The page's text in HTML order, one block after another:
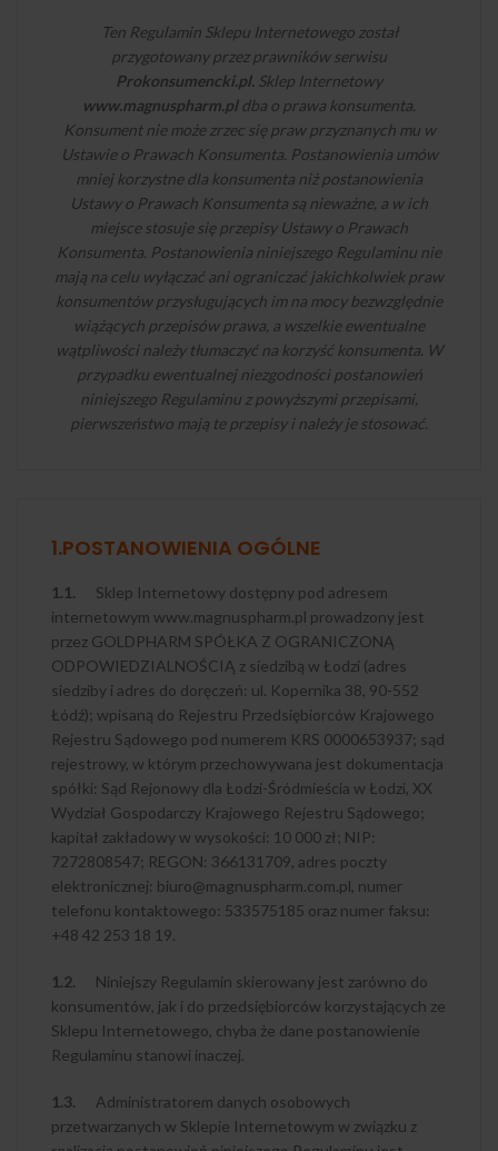
Ten Regulamin Sklepu Internetowego został
przygotowany przez prawników serwisu
Prokonsumencki.pl. Sklep Internetowy
www.magnuspharm.pldba o prawa konsumenta.
Konsument nie może zrzec się praw przyznanych mu w
Ustawie o Prawach Konsumenta. Postanowienia umów
mniej korzystne dla konsumenta niż postanowienia
Ustawy o Prawach Konsumenta są nieważne, a w ich
miejsce stosuje się przepisy Ustawy o Prawach
Konsumenta. Postanowienia niniejszego Regulaminu nie
mają na celu wyłączać ani ograniczać jakichkolwiek praw
konsumentów przysługujących im na mocy bezwzględnie
wiążących przepisów prawa, a wszelkie ewentualne
wątpliwości należy tłumaczyć na korzyść konsumenta. W
przypadku ewentualnej niezgodności postanowień
niniejszego Regulaminu z powyższymi przepisami,
pierwszeństwo mają te przepisy i należy je stosować.
1.POSTANOWIENIA OGÓLNE
1.1.
Sklep Internetowy dostępny pod adresem
internetowym www.magnuspharm.pl prowadzony jest
przez GOLDPHARM SPÓŁKA Z OGRANICZONĄ
ODPOWIEDZIALNOŚCIĄ z siedzibą w Łodzi (adres
siedziby i adres do doręczeń: ul. Kopernika 38, 90-552
Łódź); wpisaną do Rejestru Przedsiębiorców Krajowego
Rejestru Sądowego pod numerem KRS 0000653937; sąd
rejestrowy, w którym przechowywana jest dokumentacja
spółki: Sąd Rejonowy dla Łodzi-Śródmieścia w Łodzi, XX
Wydział Gospodarczy Krajowego Rejestru Sądowego;
kapitał zakładowy w wysokości: 10 000 zł; NIP:
7272808547; REGON: 366131709, adres poczty
elektronicznej: biuro@magnuspharm.com.pl, numer
telefonu kontaktowego: 533575185 oraz numer faksu:
+48 42 253 18 19.
1.2. Niniejszy Regulamin skierowany jest zarówno do
konsumentów, jak i do przedsiębiorców korzystających ze
Sklepu Internetowego, chyba że dane postanowienie
Regulaminu stanowi inaczej.
1.3. Administratorem danych osobowych
przetwarzanych w Sklepie Internetowym w związku z